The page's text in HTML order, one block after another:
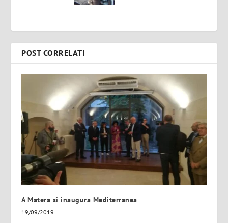
POST CORRELATI
A Matera si inaugura Mediterranea
19/09/2019